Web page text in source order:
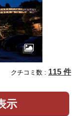
クチコミ数 : 115 件
示